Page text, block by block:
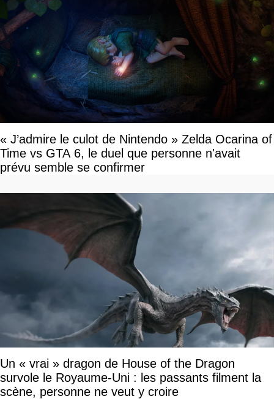
« J’admire le culot de Nintendo » Zelda Ocarina of
Time vs GTA 6, le duel que personne n'avait
prévu semble se confirmer
Un « vrai » dragon de House of the Dragon
survole le Royaume-Uni : les passants filment la
scène, personne ne veut y croire